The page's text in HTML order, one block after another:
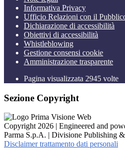
Informativa Privacy
Ufficio Relazioni con il
Dichiarazione di accessibilità
Obiettivi di accessibilità
Whistleblowing
Gestione consensi cookie
Amministrazione trasparente
Pagina visualizzata 2945 volte
Sezione Copyright
Copyright 2026 | Engineered and
Parma S.p.A. | Divisione Publishing
Disclaimer trattamento dati personali